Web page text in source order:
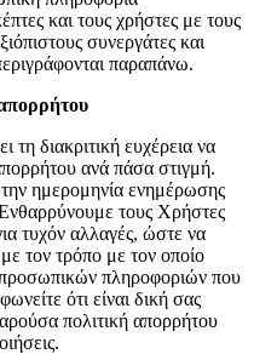
και τους χρήστες με τους
συνεργάτες και
παραπάνω.
διακριτική ευχέρεια να
ανά πάσα στιγμή.
ημερομηνία ενημέρωσης
τους Χρήστες
τυχόν αλλαγές, ώστε να
τον τρόπο με τον οποίο
πληροφοριών που
ότι είναι δική σας
πολιτική απορρήτου